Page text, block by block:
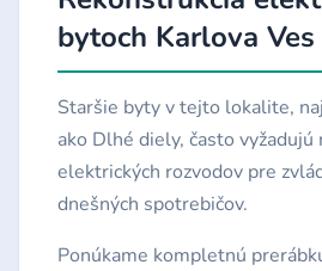
bytoch Karlova Ves
Staršie byty v tejto lokalite,
ako Dlhé diely, často vyžadujú
elektrických rozvodov pre
dnešných spotrebičov.
Ponúkame kompletnú